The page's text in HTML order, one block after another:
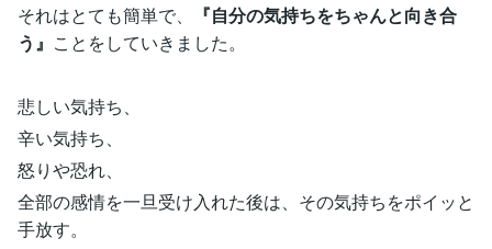
それはとても簡単で、
『自分の気持ちをちゃんと向き合
う』 ことをしていきました。
悲しい気持ち、
辛い気持ち、
怒りや恐れ、
全部の感情を一旦受け入れた後は、その気持ちをポイッと
手放す。